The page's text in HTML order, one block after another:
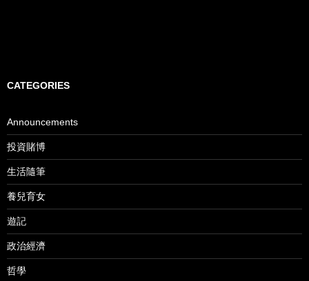
CATEGORIES
Announcements
投資賭博
生活隨筆
養兒育女
遊記
政治經濟
哲學